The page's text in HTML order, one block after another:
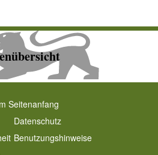
Seitenanfang
Datenschutz
Benutzungshinweise